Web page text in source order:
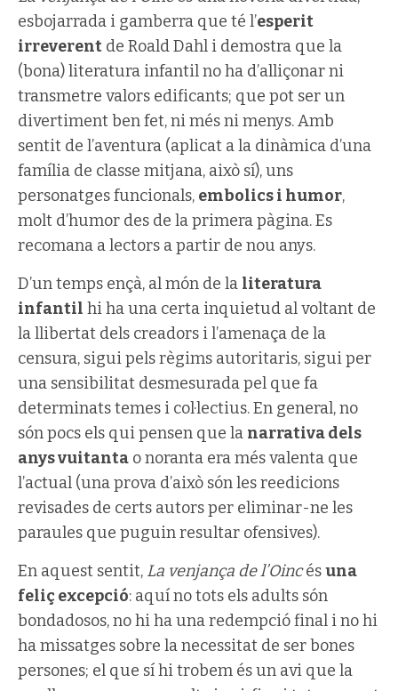
esbojarrada i gamberra que té l’esperit
irreverent de Roald Dahl i demostra que la
(bona) literatura infantil no ha d’alliçonar ni
transmetre valors edificants; que pot ser un
divertiment ben fet, ni més ni menys. Amb
sentit de l’aventura (aplicat a la dinàmica d’una
família de classe mitjana, això sí), uns
personatges funcionals, embolics i humor,
molt d’humor des de la primera pàgina. Es
recomana a lectors a partir de nou anys.
D’un temps ençà, al món de la literatura
infantil hi ha una certa inquietud al voltant de
la llibertat dels creadors i l’amenaça de la
censura, sigui pels règims autoritaris, sigui per
una sensibilitat desmesurada pel que fa
determinats temes i col·lectius. En general, no
són pocs els qui pensen que la narrativa dels
anys vuitanta o noranta era més valenta que
l’actual (una prova d’això són les reedicions
revisades de certs autors per eliminar-ne les
paraules que puguin resultar ofensives).
En aquest sentit, La venjança de l’Oincésuna
feliç excepció: aquí no tots els adults són
bondadosos, no hi ha una redempció final i no hi
ha missatges sobre la necessitat de ser bones
persones; el que sí hi trobem és un avi que la